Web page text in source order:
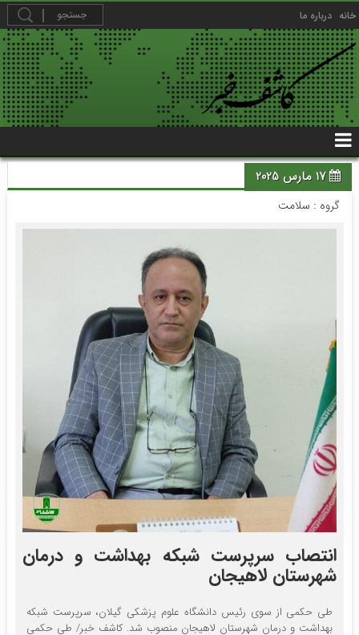
خانه درباره ما
17 مارس 2025
گروه : سلامت
انتصاب سرپرست شبکه بهداشت و درمان
شهرستان لاهیجان
طی حکمی از سوی رئیس دانشگاه علوم پزشکی گیلان، سرپرست شبکه
بهداشت و درمان شهرستان لاهیجان منصوب شد. کاشف خبر/ طی حکمی